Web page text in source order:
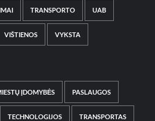
TRANSPORTO UAB
VIŠTIENOS VYKSTA
ĮDOMYBĖS PASLAUGOS
TECHNOLOGIJOS TRANSPORTAS